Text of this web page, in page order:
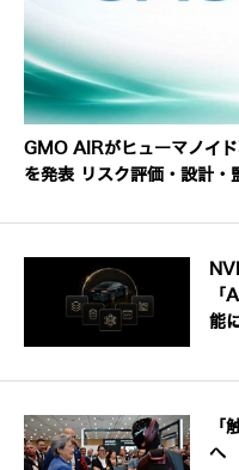
GMO AIRがヒューマノイ
を発表 リスク評価・設計・
「
能
「
へ